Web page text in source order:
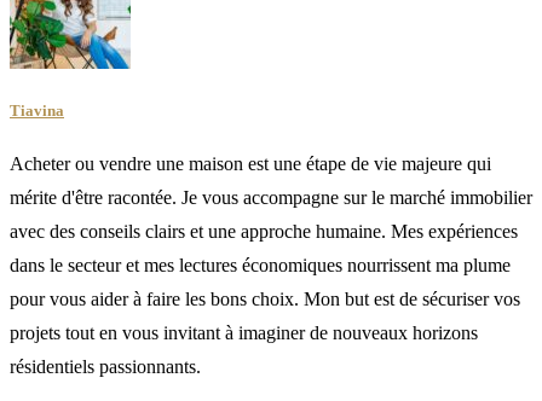
Tiavina
Acheter ou vendre une maison est une étape de vie majeure qui
mérite d'être racontée. Je vous accompagne sur le marché immobilier
avec des conseils clairs et une approche humaine. Mes expériences
dans le secteur et mes lectures économiques nourrissent ma plume
pour vous aider à faire les bons choix. Mon but est de sécuriser vos
projets tout en vous invitant à imaginer de nouveaux horizons
résidentiels passionnants.